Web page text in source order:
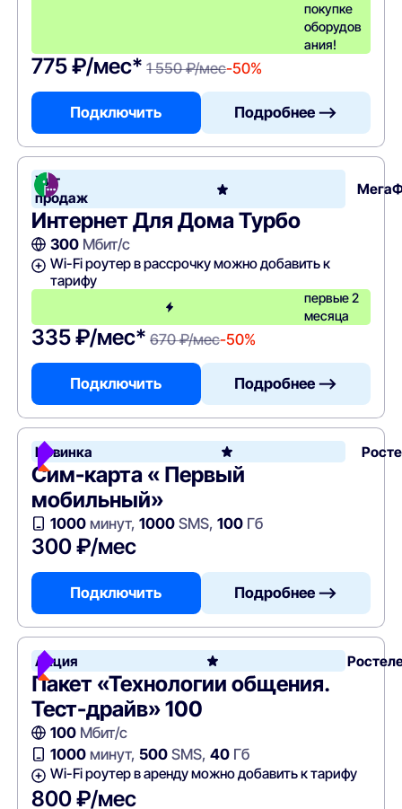
покупке
оборудов
ания!
775 ₽/мес* 1 550 ₽/мес-50%
Подключить Подробнее —>
Хит
продаж
Интернет Для Дома Турбо
300Мбит/с
Wi-Fi роутер в рассрочку можно добавить к
тарифу
первые 2
месяца
335 ₽/мес* 670 ₽/мес-50%
Подключить Подробнее —>
Новинка
Сим-карта « Первый
мобильный»
1000минут, 1000SMS, 100Гб
300 ₽/мес
Подключить Подробнее —>
Акция
Пакет «Технологии общения.
Тест-драйв» 100
100Мбит/с
1000минут, 500SMS, 40Гб
Wi-Fi роутер в аренду можно добавить к тарифу
800 ₽/мес